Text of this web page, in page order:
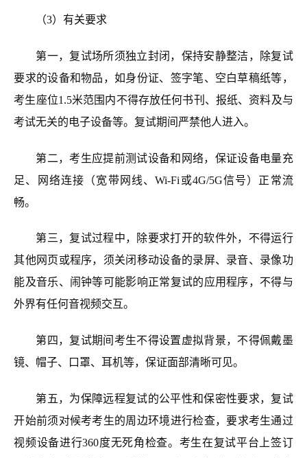
（3）有关要求
第一，复试场所须独立封闭，保持安静整洁，除复试
要求的设备和物品，如身份证、签字笔、空白草稿纸等，
考生座位1.5米范围内不得存放任何书刊、报纸、资料及与
考试无关的电子设备等。复试期间严禁他人进入。
第二，考生应提前测试设备和网络， 保证设备电量充
足、网络连接（宽带网线、Wi-Fi或4G/5G信号）正常流
畅。
第三， 复试过程中，除要求打开的软件外，不得运行
其他网页或程序，须关闭移动设备的录屏、录音、录像功
能及音乐、闹钟等可能影响正常复试的应用程序，不得与
外界有任何音视频交互。
第四，复试期间考生不得设置虚拟背景，不得佩戴墨
镜、帽子、口罩、耳机等，保证面部清晰可见。
第五， 为保障远程复试的公平性和保密性要求，复试
开始前须对候考考生的周边环境进行检查，要求考生通过
视频设备进行360度无死角检查。考生在复试平台 上签订